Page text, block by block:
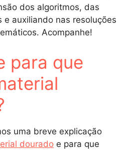
dos algoritmos, das
e auxiliando nas resoluções
Acompanhe!
para que
uma breve explicação
dourado e para que